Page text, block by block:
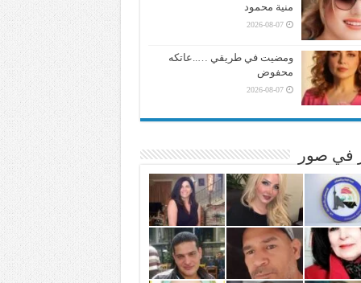
منية محمود
2026-08-07
ومضيت في طريقي …..عاتكه
محفوض
2026-08-07
في صور